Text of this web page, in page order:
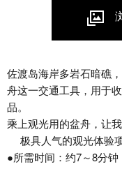
佐渡岛海岸多岩石暗礁
舟这一交通工具，用于
品。
乘上观光用的盆舟，让
极具人气的观光体验项
●所需时间：约7～8分钟